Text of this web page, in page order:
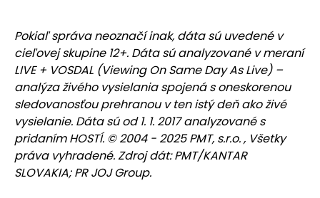
Pokiaľ správa neoznačí inak, dáta sú uvedené v
cieľovej skupine 12+. Dáta sú analyzované v meraní
LIVE + VOSDAL (Viewing On Same Day As Live) –
analýza živého vysielania spojená s oneskorenou
sledovanosťou prehranou v ten istý deň ako živé
vysielanie. Dáta sú od 1. 1. 2017 analyzované s
pridaním HOSTÍ. © 2004 - 2025 PMT, s.r.o. , Všetky
práva vyhradené. Zdroj dát: PMT/KANTAR
SLOVAKIA; PR JOJ Group.